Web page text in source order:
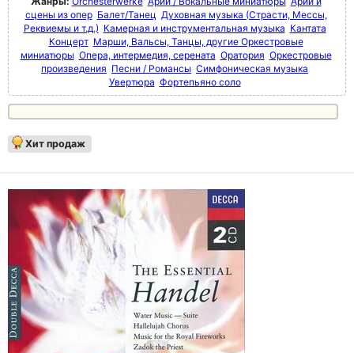
сцены из опер Балет/Танец Духовная музыка (Страсти, Мессы,
Реквиемы и т.д.) Камерная и инструментальная музыка Кантата
Концерт Марши, Вальсы, Танцы, другие Оркестровые
миниатюры Опера, интермедия, серената Оратория Оркестровые
произведения Песни / Романсы Симфоническая музыка
Увертюра Фортепьяно соло
Хит продаж